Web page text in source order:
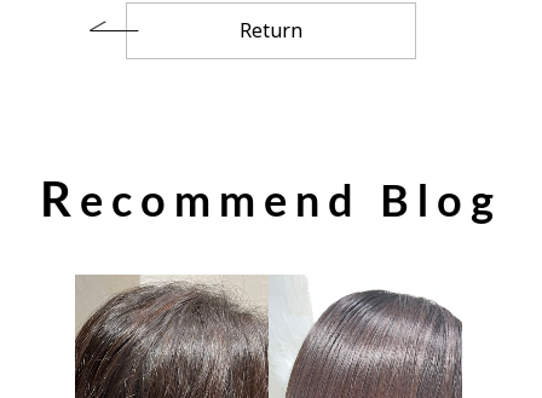
Return
R ecommend Blog